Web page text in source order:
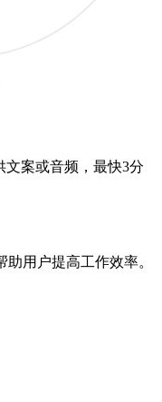
案或音频，最快3分
用户提高工作效率。